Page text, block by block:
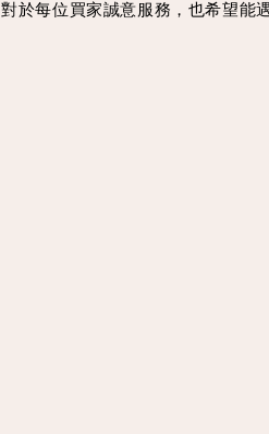
對於每位買家誠意服務，也希望能